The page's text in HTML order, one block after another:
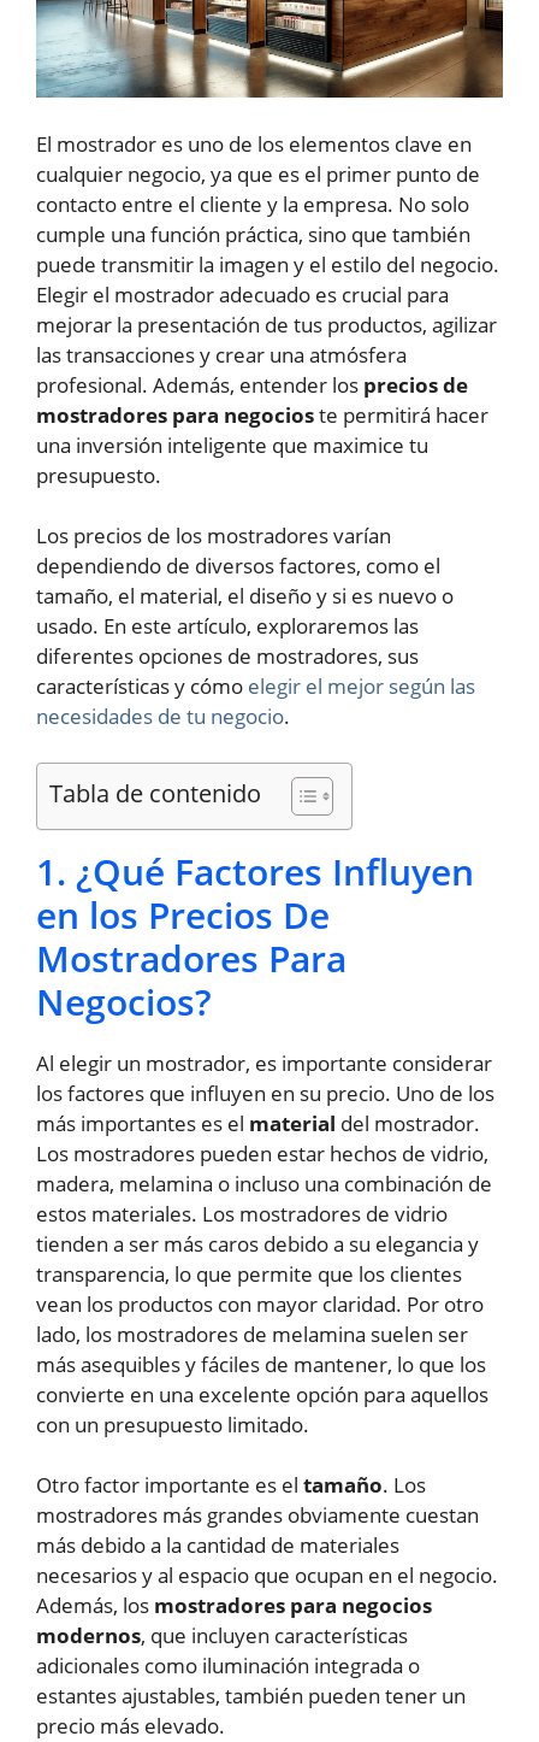
El mostrador es uno de los elementos clave en
cualquier negocio, ya que es el primer punto de
contacto entre el cliente y la empresa. No solo
cumple una función práctica, sino que también
puede transmitir la imagen y el estilo del negocio.
Elegir el mostrador adecuado es crucial para
mejorar la presentación de tus productos, agilizar
las transacciones y crear una atmósfera
profesional. Además, entender los precios de
mostradores para negocioste permitirá hacer
una inversión inteligente que maximice tu
presupuesto.
Los precios de los mostradores varían
dependiendo de diversos factores, como el
tamaño, el material, el diseño y si es nuevo o
usado. En este artículo, exploraremos las
diferentes opciones de mostradores, sus
características y cómo elegir el mejor según las
necesidades de tu negocio.
Tabla de contenido
1. ¿Qué Factores Influyen
en los Precios De
Mostradores Para
Negocios?
Al elegir un mostrador, es importante considerar
los factores que influyen en su precio. Uno de los
más importantes es el material del mostrador.
Los mostradores pueden estar hechos de vidrio,
madera, melamina o incluso una combinación de
estos materiales. Los mostradores de vidrio
tienden a ser más caros debido a su elegancia y
transparencia, lo que permite que los clientes
vean los productos con mayor claridad. Por otro
lado, los mostradores de melamina suelen ser
más asequibles y fáciles de mantener, lo que los
convierte en una excelente opción para aquellos
con un presupuesto limitado.
Otro factor importante es el tamaño. Los
mostradores más grandes obviamente cuestan
más debido a la cantidad de materiales
necesarios y al espacio que ocupan en el negocio.
Además, los mostradores para negocios
modernos, que incluyen características
adicionales como iluminación integrada o
estantes ajustables, también pueden tener un
precio más elevado.